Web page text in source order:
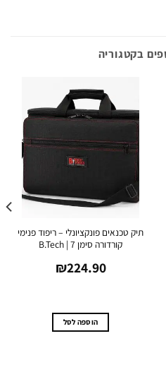
תיק טכנאים פונקציונלי – ריפוד פנימי
קורדורה סימן 7 | B.Tech
₪224.90
הוספה לסל